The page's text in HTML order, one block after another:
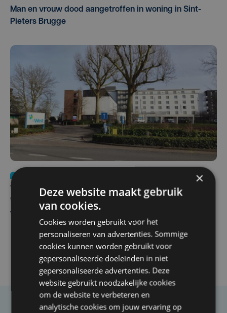
Man en vrouw dood aangetroffen in woning in Sint-
Pieters Brugge
Vier Oostendse gynaecologen versterken dienst in AZ
West, dat ook een nieuwe voltijdse gynaecoloog
verwelkomt
×
Deze website maakt gebruik
van cookies.
Cookies worden gebruikt voor het
personaliseren van advertenties. Sommige
cookies kunnen worden gebruikt voor
gepersonaliseerde doeleinden in niet
gepersonaliseerde advertenties. Deze
website gebruikt noodzakelijke cookies
om de website te verbeteren en
analytische cookies om jouw ervaring op